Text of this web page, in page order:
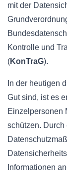
mit der
Kontrolle und
(KonTraG).
In der heutigen
Gut sind, ist es
Einzelpersonen
schützen.
Informationen